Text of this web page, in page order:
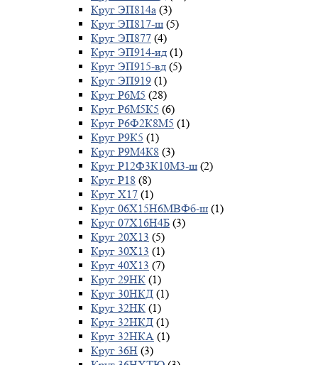
Круг ЭП814а (3)
Круг ЭП817-ш (5)
Круг ЭП877 (4)
Круг ЭП914-ид (1)
Круг ЭП915-вд (5)
Круг ЭП919 (1)
Круг Р6М5 (28)
Круг Р6М5К5 (6)
Круг Р6Ф2К8М5 (1)
Круг Р9К5 (1)
Круг Р9М4К8 (3)
Круг Р12Ф3К10М3-ш (2)
Круг Р18 (8)
Круг Х17 (1)
Круг 06Х15Н6МВФб-ш (1)
Круг 07Х16Н4Б (3)
Круг 20Х13 (5)
Круг 30Х13 (1)
Круг 40Х13 (7)
Круг 29НК (1)
Круг 30НКД (1)
Круг 32НК (1)
Круг 32НКД (1)
Круг 32НКА (1)
Круг 36Н (3)